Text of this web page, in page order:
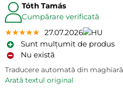
Tóth Tamás
Cumpărare verificată
★★★★★
★★★★★
★★★★★ 27.07.2026
Sunt mulțumit de produs
Nu există
Traducere automată din maghiară
arată textul original